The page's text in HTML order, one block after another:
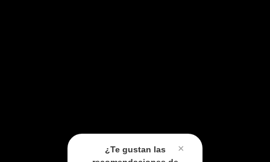
×
¿Te gustan las